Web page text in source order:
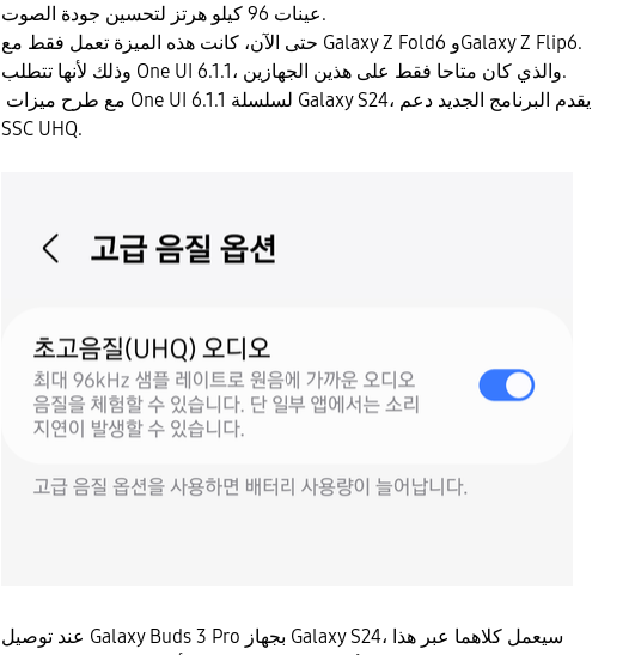
عينات 96 كيلو هرتز لتحسين جودة الصوت.
حتى الآن، كانت هذه الميزة تعمل فقط مع Galaxy Z Fold6 وGalaxy Z Flip6.
وذلك لأنها تتطلب One UI 6.1.1، والذي كان متاحا فقط على هذين الجهازين.
SSC UHQ.
عند توصيل Galaxy Buds 3 Pro بجهاز Galaxy S24، سيعمل كلاهما عبر هذا